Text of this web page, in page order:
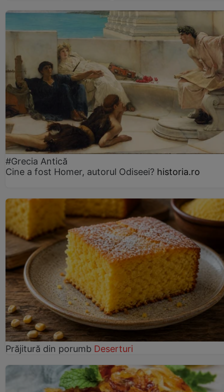
#Grecia Antică
Cine a fost Homer, autorul Odiseei? historia.ro
Prăjitură din porumb Deserturi